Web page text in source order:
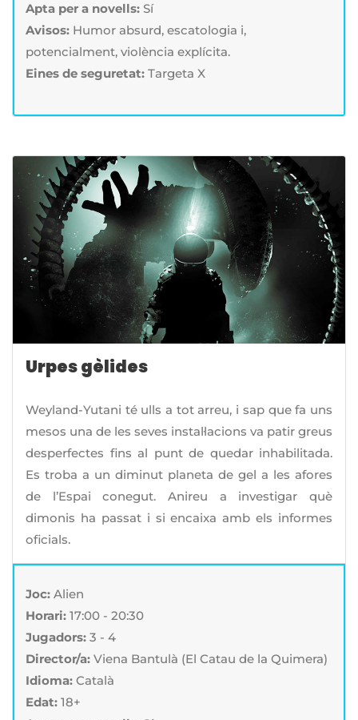
Apta per a novells: Sí
Avisos: Humor absurd, escatologia i,
potencialment, violència explícita.
Eines de seguretat: Targeta X
Urpes gèlides
Weyland-Yutani té ulls a tot arreu, i sap que fa uns
mesos una de les seves instal·lacions va patir greus
desperfectes fins al punt de quedar inhabilitada.
Es troba a un diminut planeta de gel a les afores
de l’Espai conegut. Anireu a investigar què
dimonis ha passat i si encaixa amb els informes
oficials.
Joc: Alien
Horari: 17:00 - 20:30
Jugadors: 3 - 4
Director/a: Viena Bantulà (El Catau de la Quimera)
Idioma: Català
Edat: 18+